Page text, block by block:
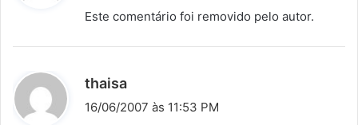
e
Este comentário foi removido pelo autor.
thaisa
i
16/06/2007 às 11:53 PM